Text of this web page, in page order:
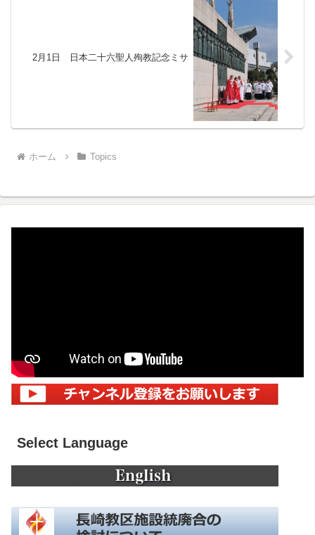
2月1日 日本二十六聖人殉教記念ミサ
ホーム Topics
Select Language